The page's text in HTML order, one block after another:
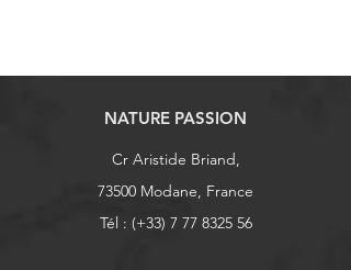
NATURE PASSION
Cr Aristide Briand,
73500 Modane, France
Tél : (+33) 7 77 8325 56